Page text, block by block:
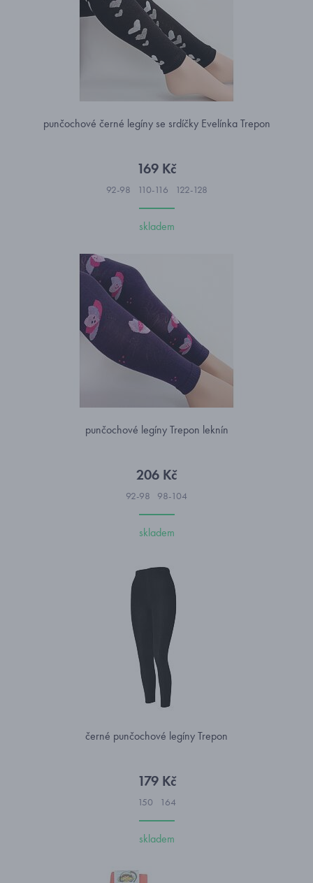
punčochové černé legíny se srdíčky Evelínka Trepon
169 Kč
92-98 110-116 122-128
skladem
punčochové legíny Trepon leknín
206 Kč
92-98 98-104
skladem
černé punčochové legíny Trepon
179 Kč
150 164
skladem